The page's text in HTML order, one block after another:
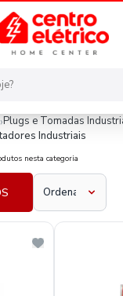
›Plugs e Tomadas
Industriais
e-tomadas-
nesta categoria